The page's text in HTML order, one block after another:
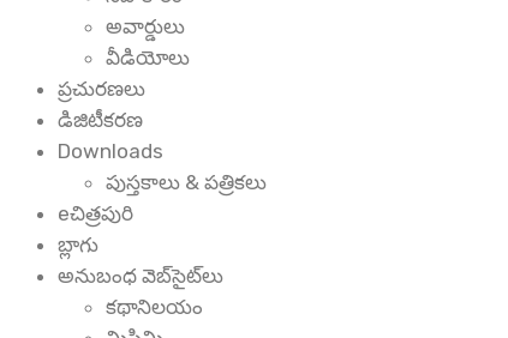
అవార్డులు
వీడియోలు
ప్రచురణలు
డిజిటీకరణ
Downloads
పుస్తకాలు & పత్రికలు
eచిత్రపురి
బ్లాగు
అనుబంధ వెబ్‌సైట్‌లు
కథానిలయం